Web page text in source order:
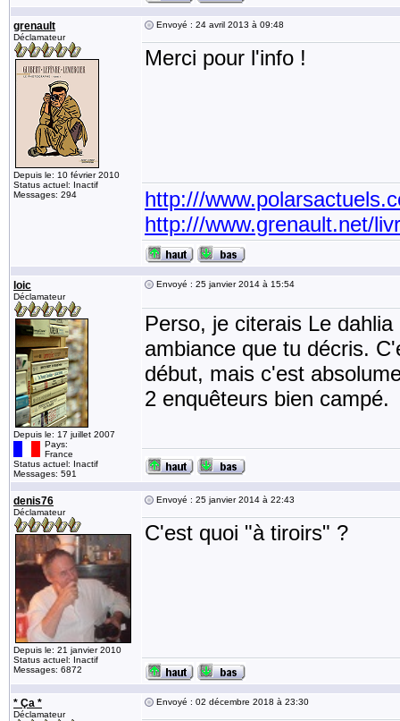
grenault
Déclamateur
Depuis le: 10 février 2010
Status actuel: Inactif
Messages: 294
Envoyé : 24 avril 2013 à 09:48
Merci pour l'info !
http:///
http:///www.grenault.net/
loic
Déclamateur
Depuis le: 17 juillet 2007
Pays:
France
Status actuel: Inactif
Messages: 591
Envoyé : 25 janvier 2014 à 15:54
Perso, je citerais Le
ambiance que tu décris.
début, mais c'est
2 enquêteurs bien campé.
denis76
Déclamateur
Depuis le: 21 janvier 2010
Status actuel: Inactif
Messages: 6872
Envoyé : 25 janvier 2014 à 22:43
C'est quoi "à tiroirs" ?
* Ça *
Déclamateur
Envoyé : 02 décembre 2018 à 23:30